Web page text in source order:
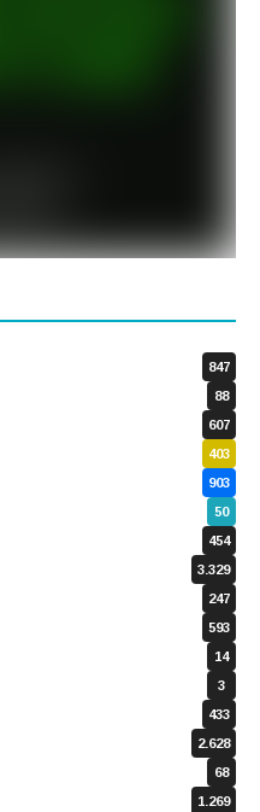
847
88
607
403
903
50
454
3.329
247
593
14
3
433
2.628
68
1.269